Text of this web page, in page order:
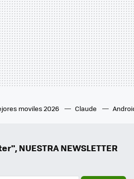
moviles 2026 Claude
NUESTRA NEWSLETTER